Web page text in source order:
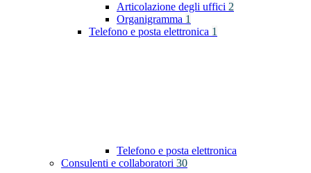
Articolazione degli uffici 2
Organigramma 1
Telefono e posta elettronica 1
Telefono e posta elettronica
Consulenti e collaboratori 30